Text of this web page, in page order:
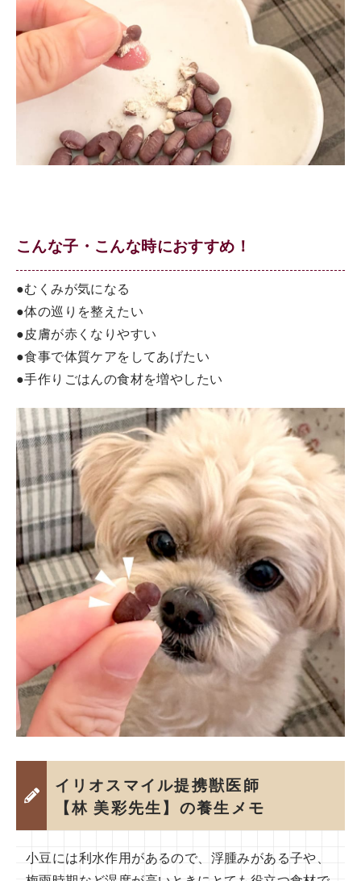
こんな子・こんな時におすすめ！
●むくみが気になる
●体の巡りを整えたい
●皮膚が赤くなりやすい
●食事で体質ケアをしてあげたい
●手作りごはんの食材を増やしたい
イリオスマイル提携獣医師
【林 美彩先生】の養生メモ
小豆には利水作用があるので、浮腫みがある子や、